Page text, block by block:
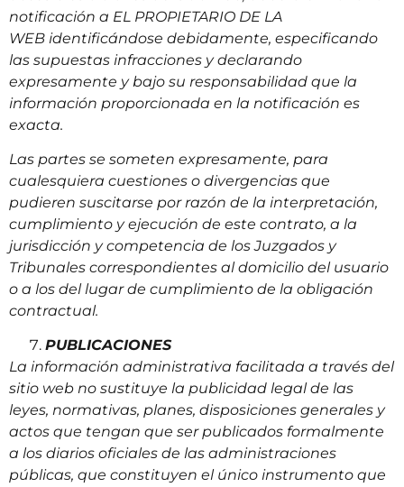
notificación a EL PROPIETARIO DE LA
WEB identificándose debidamente, especificando
las supuestas infracciones y declarando
expresamente y bajo su responsabilidad que la
información proporcionada en la notificación es
exacta.
Las partes se someten expresamente, para
cualesquiera cuestiones o divergencias que
pudieren suscitarse por razón de la interpretación,
cumplimiento y ejecución de este contrato, a la
jurisdicción y competencia de los Juzgados y
Tribunales correspondientes al domicilio del usuario
o a los del lugar de cumplimiento de la obligación
contractual.
PUBLICACIONES
La información administrativa facilitada a través del
sitio web no sustituye la publicidad legal de las
leyes, normativas, planes, disposiciones generales y
actos que tengan que ser publicados formalmente
a los diarios oficiales de las administraciones
públicas, que constituyen el único instrumento que